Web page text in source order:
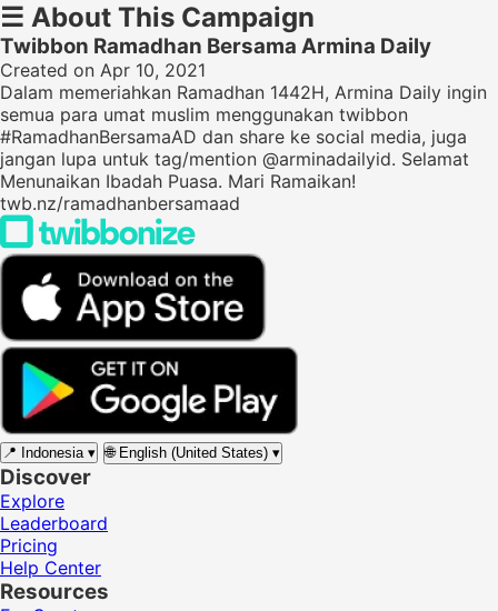
☰ About This Campaign
Twibbon Ramadhan Bersama Armina Daily
Created on Apr 10, 2021
Dalam memeriahkan Ramadhan 1442H, Armina Daily ingin
semua para umat muslim menggunakan twibbon
#RamadhanBersamaAD dan share ke social media, juga
jangan lupa untuk tag/mention @arminadailyid. Selamat
Menunaikan Ibadah Puasa. Mari Ramaikan!
twb.nz/ramadhanbersamaad
📍 Indonesia ▾ 🌐 English (United States) ▾
Discover
Explore
Leaderboard
Pricing
Help Center
Resources